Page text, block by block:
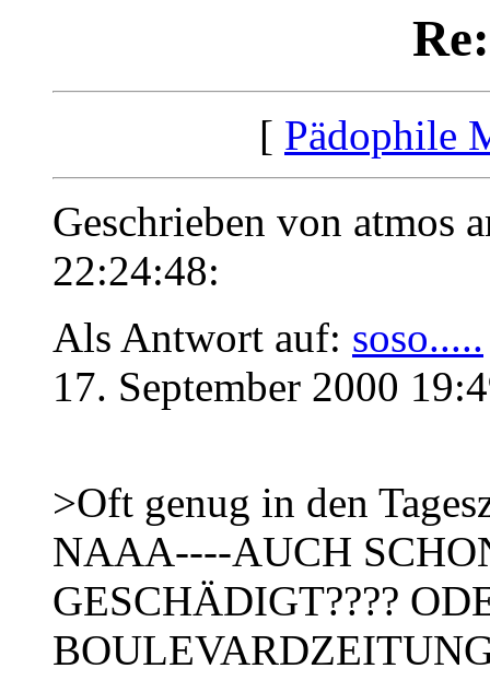
[ Pädophile
Geschrieben von atmos
22:24:48:
Als Antwort auf: soso.....
17. September 2000
>Oft genug in den
NAAA----AUCH
GESCHÄDIGT????